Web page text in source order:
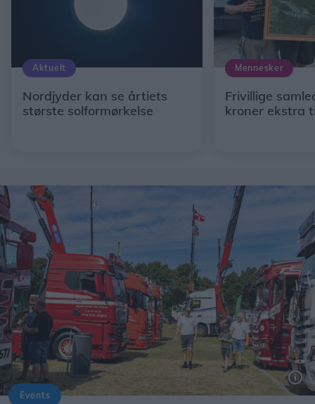
Aktuelt
Nordjyder kan se årtiets
største solformørkelse
Mennesker
Frivillige
kroner ekstra
Events